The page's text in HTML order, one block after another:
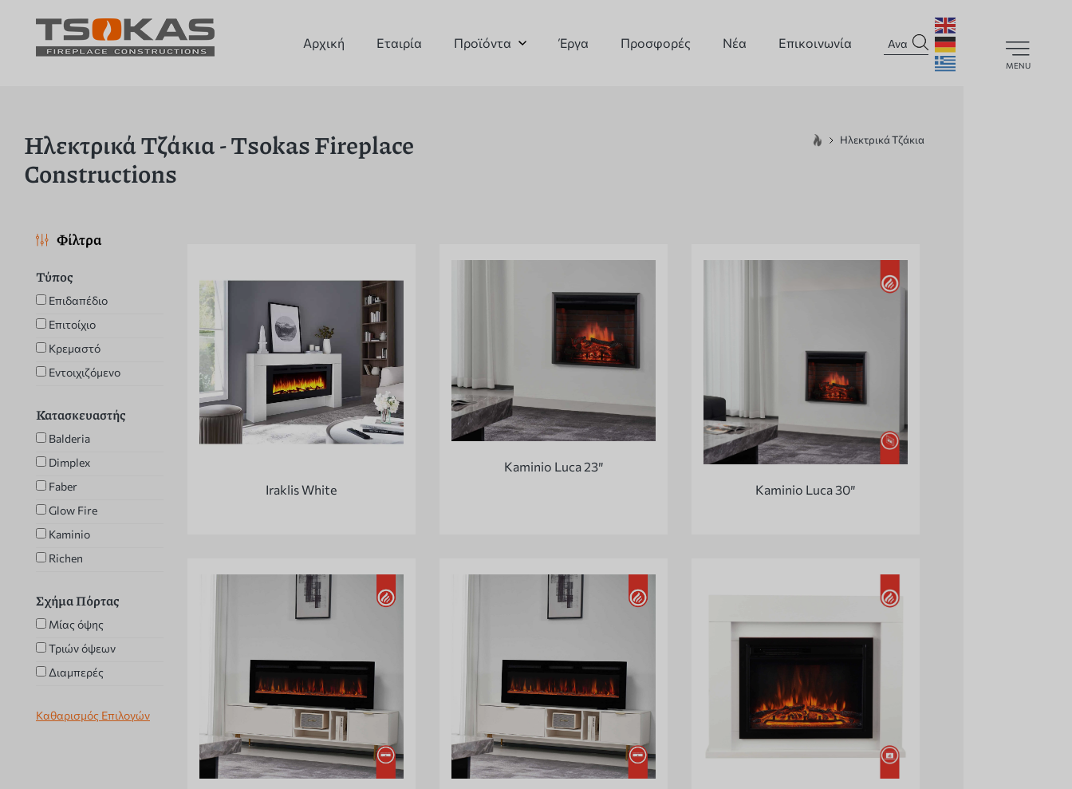
Αρχική Εταιρία Προϊόντα Έργα Προσφορές Νέα Επικοινωνία
Ηλεκτρικά Τζάκια - Tsokas Fireplace
Constructions
Ηλεκτρικά Τζάκια
Iraklis White
Kaminio Luca 23″
Kaminio Luca 30″
Φίλτρα
Τύπος
Επιδαπέδιο
Επιτοίχιο
Κρεμαστό
Εντοιχιζόμενο
Κατασκευαστής
Balderia
Dimplex
Faber
Glow Fire
Kaminio
Richen
Σχήμα Πόρτας
Μίας όψης
Τριών όψεων
Διαμπερές
Καθαρισμός Επιλογών
MENU